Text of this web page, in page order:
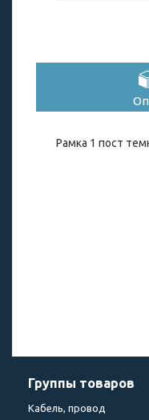
Рамка 1 пост
Группы товаров
Кабель, провод